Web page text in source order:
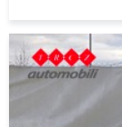
Snaga vozila